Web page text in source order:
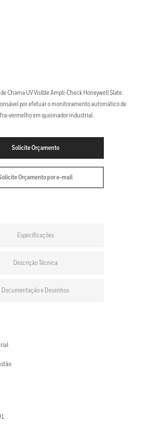
Chama UV Visible Ampli-Check Honeywell Slate
por efetuar o monitoramento automático de
vermelho em queimador industrial.
Solicite Orçamento
Orçamento por e-mail
Especificações
Descrição Técnica
Documentação e Desenhos